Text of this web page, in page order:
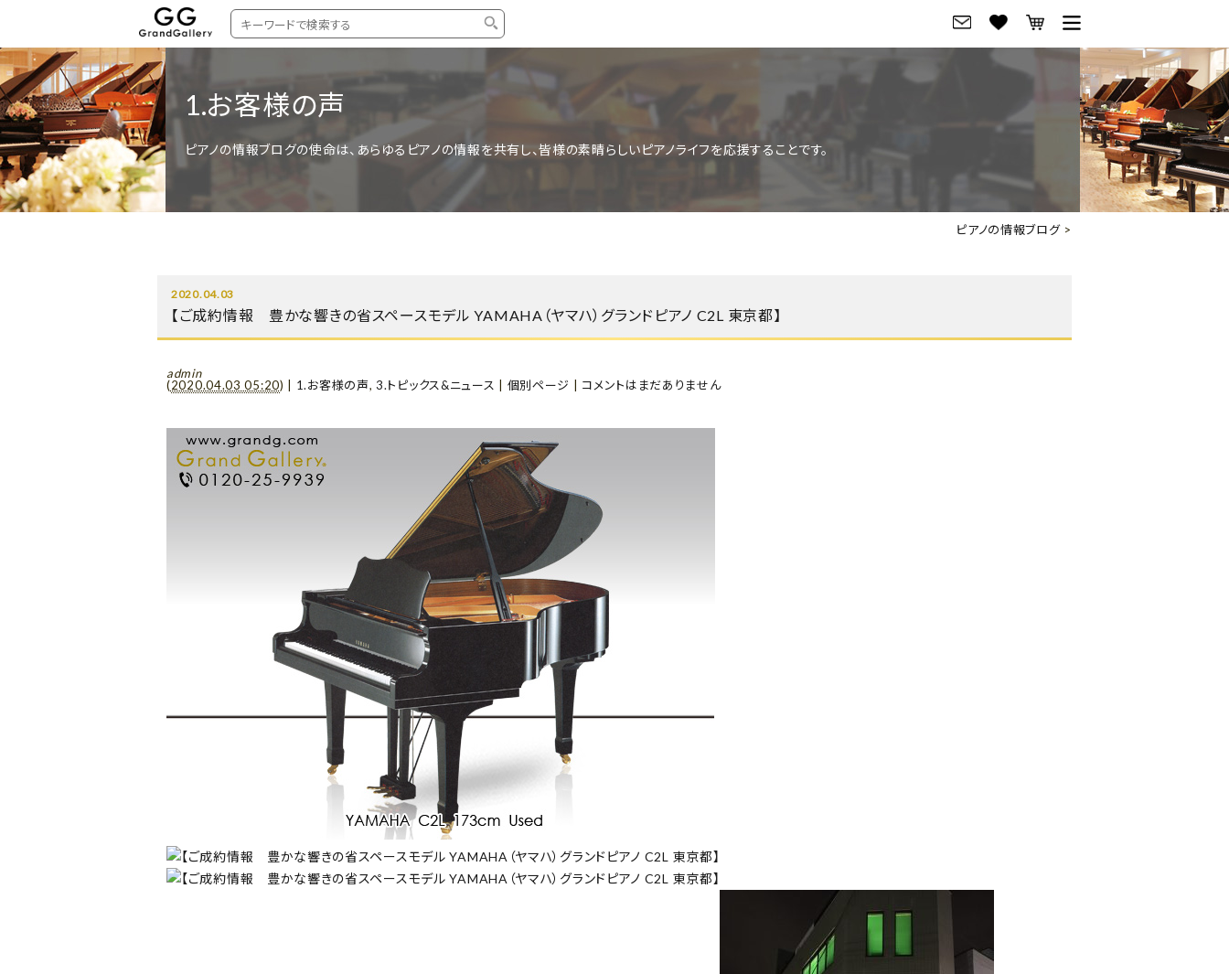
タイプ
中古アップライトピアノ
コンサートグランドピアノ
YAMAHA
KAWAI
STEINWAY&SONS
BOSTON
DIAPASON
もっとみる
ピアノのブランド紹介
ご来店・試弾予約
ご来店・ご試弾予約
会社概要
1.お客様の声
ピアノの情報ブログの使命は、あらゆるピアノの情報を共有し、皆様の素晴らしいピアノライフを応援することです。
ピアノの情報ブログ>
2020.04.03
【ご成約情報 豊かな響きの省スペースモデル YAMAHA（ヤマハ）グランドピアノ C2L 東京都】
admin
(2020.04.03 05:20) 1.お客様の声,3.トピックス&ニュース 個別ページ コメントはまだありません